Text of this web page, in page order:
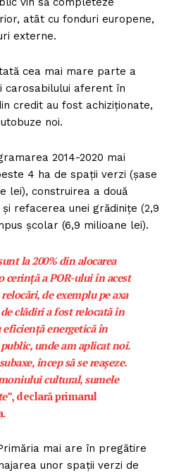
proiect
ROMÂNIA
atât cu fonduri europene,
externe.
cea mai mare parte a
carosabilului aferent în
credit au fost achiziționate,
noi.
2014-2020 mai
4 ha de spații verzi (șase
lei), construirea a două
refacerea unei grădinițe (2,9
școlar (6,9 milioane lei).
la 200% din alocarea
cerință a POR-ului în acest
de exemplu pe axa
clădiri a fost relocată în
eficiență energetică în
unde am aplicat noi.
încep să se reașeze.
cultural, sumele
”, declară primarul
mai are în pregătire
unor spații verzi de